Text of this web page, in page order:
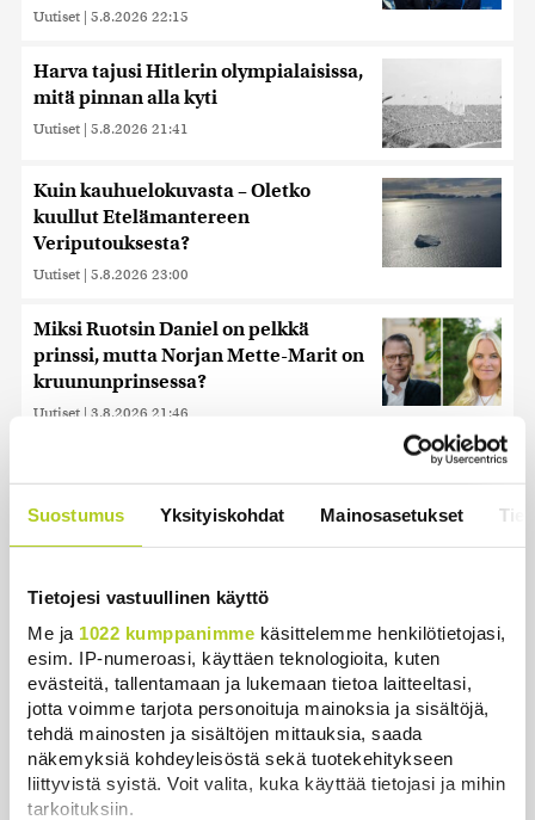
Suostumus Yksityiskohdat Mainosasetukset
Tietojesi vastuullinen käyttö
Me ja 1022 kumppanimme käsittelemme henkilötietojasi,
esim. IP-numeroasi, käyttäen teknologioita, kuten
evästeitä, tallentamaan ja lukemaan tietoa laitteeltasi,
jotta voimme tarjota personoituja mainoksia ja sisältöjä,
tehdä mainosten ja sisältöjen mittauksia, saada
näkemyksiä kohdeyleisöstä sekä tuotekehitykseen
liittyvistä syistä. Voit valita, kuka käyttää tietojasi ja mihin
tarkoituksiin.
Uutiset | 5.8.2026 22:15
Harva tajusi Hitlerin olympialaisissa,
mitä pinnan alla kyti
Uutiset | 5.8.2026 21:41
Kuin kauhuelokuvasta – Oletko
kuullut Etelämantereen
Veriputouksesta?
Uutiset | 5.8.2026 23:00
Miksi Ruotsin Daniel on pelkkä
prinssi, mutta Norjan Mette-Marit on
kruununprinsessa?
Uutiset | 3.8.2026 21:46
huolissaan – ”Loistava peiterooli”
Uutiset | 5.8.2026 22:07
Khamenein kanssa viestiminen on
vaikeaa, sanoo Iranin presidentti
Uutiset | 6.8.2026 0:58
Iso osa keskustaa ja kokoomusta
äänestäneistä on vielä katsomossa,
paljastaa Ylen mittaus – ”Eivät oikein
löydä puoluetta”